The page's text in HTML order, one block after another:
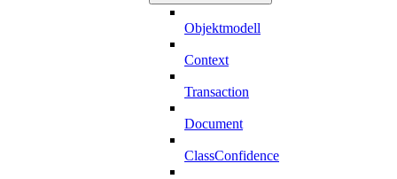
Objektmodell
Context
Transaction
Document
ClassConfidence